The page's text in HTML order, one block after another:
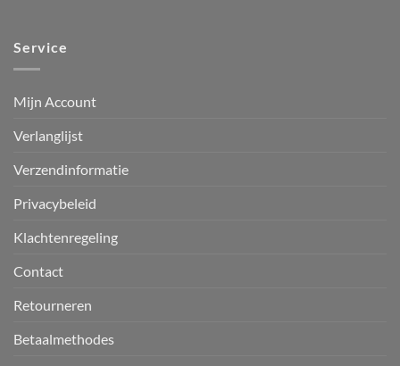
Service
Mijn Account
Verlanglijst
Verzendinformatie
Privacybeleid
Klachtenregeling
Contact
Retourneren
Betaalmethodes